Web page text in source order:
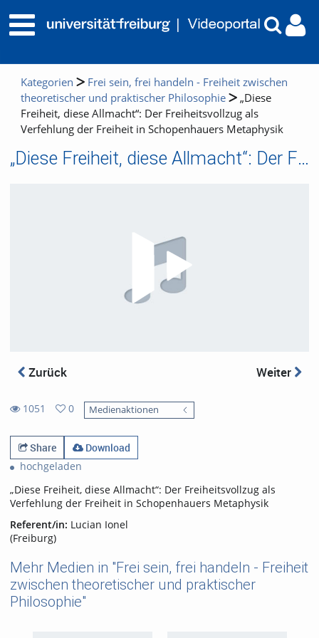
Kategorien
Frei sein, frei handeln - Freiheit zwischen
theoretischer und praktischer Philosophie
„Diese
Freiheit, diese Allmacht“: Der Freiheitsvollzug als
Verfehlung der Freiheit in Schopenhauers Metaphysik
„Diese Freiheit, diese Allmacht“: Der Freiheitsvollzug als Verfehlung der Freiheit in Schopenhauers Metaphysik
Zurück Weiter
1051
views
0
favorites
Medienaktionen
Share
Download
hochgeladen
„Diese Freiheit, diese Allmacht“: Der Freiheitsvollzug als
Verfehlung der Freiheit in Schopenhauers Metaphysik
Referent/in: Lucian Ionel
(Freiburg)
Mehr Medien in "Frei sein, frei handeln - Freiheit
zwischen theoretischer und praktischer
Philosophie"